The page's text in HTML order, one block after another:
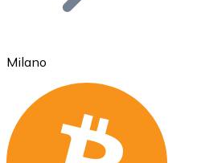
Ethereum
Milano